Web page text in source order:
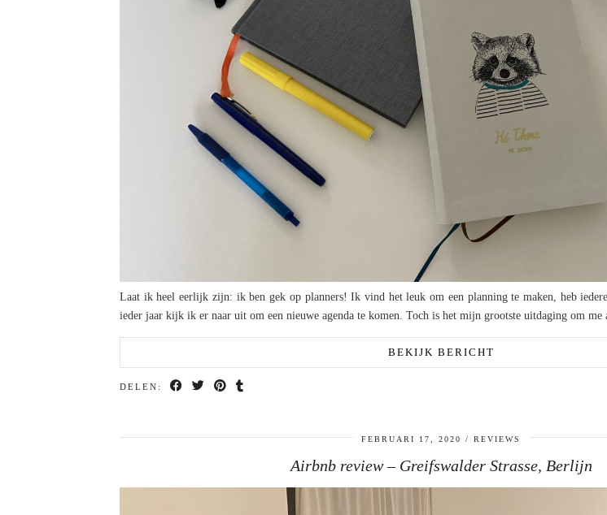
Laat ik heel eerlijk zijn: ik ben gek op planners! Ik vind het leuk om een planning te maken, heb
ieder jaar kijk ik er naar uit om een nieuwe agenda te komen. Toch is het mijn grootste uitdaging om
BEKIJK BERICHT
DELEN:
FEBRUARI 17, 2020 REVIEWS
Airbnb review – Greifswalder Strasse, Berlijn